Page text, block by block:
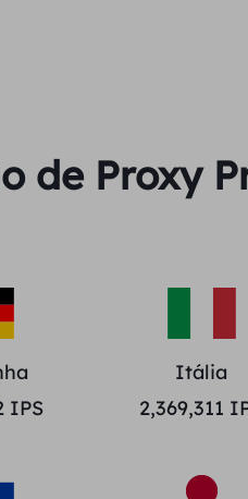
de Proxy
IPS
Itália
2,369,311